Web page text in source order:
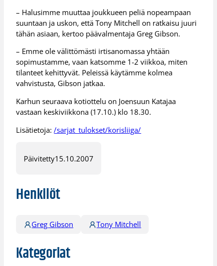
– Halusimme muuttaa joukkueen peliä nopeampaan
suuntaan ja uskon, että Tony Mitchell on ratkaisu juuri
tähän asiaan, kertoo päävalmentaja Greg Gibson.
– Emme ole välittömästi irtisanomassa yhtään
sopimustamme, vaan katsomme 1-2 viikkoa, miten
tilanteet kehittyvät. Peleissä käytämme kolmea
vahvistusta, Gibson jatkaa.
Karhun seuraava kotiottelu on Joensuun Katajaa
vastaan keskiviikkona (17.10.) klo 18.30.
Lisätietoja:/sarjat_tulokset/korisliiga/
Päivitetty15.10.2007
Henkilöt
Greg Gibson Tony Mitchell
Kategoriat